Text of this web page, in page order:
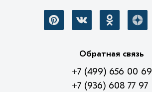
Обратная связь
+7 (499) 656 00 69
+7 (936) 608 77 97